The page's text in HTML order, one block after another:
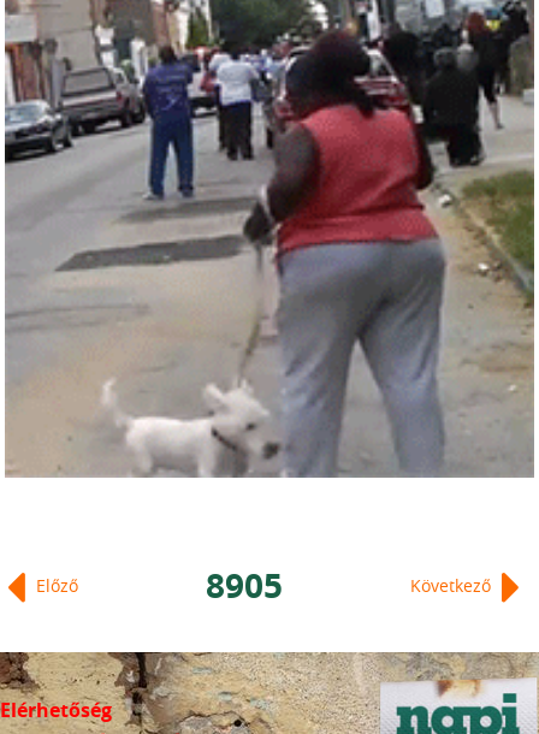
Előző Következő
8905
Elérhetőség